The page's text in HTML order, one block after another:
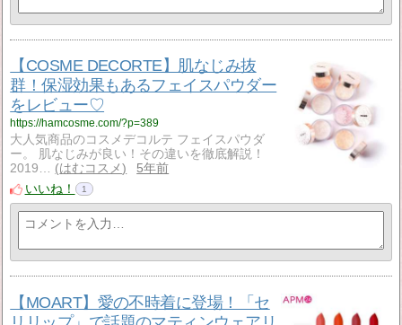
【COSME DECORTE】肌なじみ抜
群！保湿効果もあるフェイスパウダー
をレビュー♡
https://hamcosme.com/?p=389
大人気商品のコスメデコルテ フェイスパウダ
ー。 肌なじみが良い！その違いを徹底解説！
2019…
はむコスメ
5年前
いいね！
1
【MOART】愛の不時着に登場！「セ